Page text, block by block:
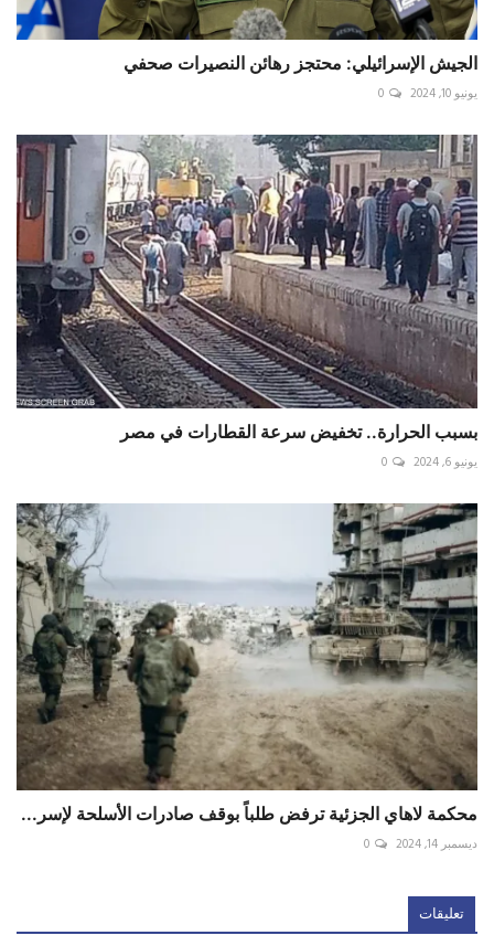
الجيش الإسرائيلي: محتجز رهائن النصيرات صحفي
يونيو 10, 2024 0
بسبب الحرارة.. تخفيض سرعة القطارات في مصر
يونيو 6, 2024 0
محكمة لاهاي الجزئية ترفض طلباً بوقف صادرات الأسلحة لإسر...
ديسمبر 14, 2024 0
تعليقات